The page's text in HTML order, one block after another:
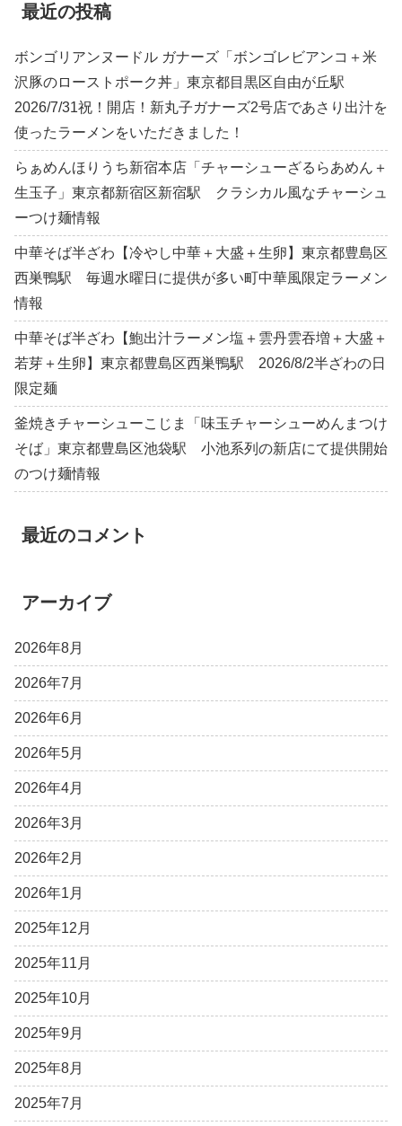
最近の投稿
ボンゴリアンヌードル ガナーズ「ボンゴレビアンコ＋米
沢豚のローストポーク丼」東京都目黒区自由が丘駅
2026/7/31祝！開店！新丸子ガナーズ2号店であさり出汁を
使ったラーメンをいただきました！
らぁめんほりうち新宿本店「チャーシューざるらあめん＋
生玉子」東京都新宿区新宿駅 クラシカル風なチャーシュ
ーつけ麺情報
中華そば半ざわ【冷やし中華＋大盛＋生卵】東京都豊島区
西巣鴨駅 毎週水曜日に提供が多い町中華風限定ラーメン
情報
中華そば半ざわ【鮑出汁ラーメン塩＋雲丹雲吞増＋大盛＋
若芽＋生卵】東京都豊島区西巣鴨駅 2026/8/2半ざわの日
限定麺
釜焼きチャーシューこじま「味玉チャーシューめんまつけ
そば」東京都豊島区池袋駅 小池系列の新店にて提供開始
のつけ麺情報
最近のコメント
アーカイブ
2026年8月
2026年7月
2026年6月
2026年5月
2026年4月
2026年3月
2026年2月
2026年1月
2025年12月
2025年11月
2025年10月
2025年9月
2025年8月
2025年7月